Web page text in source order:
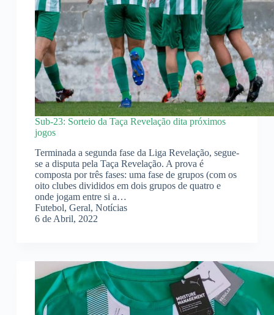
Sub-23: Sorteio da Taça Revelação dita próximos
jogos
Terminada a segunda fase da Liga Revelação, segue-
se a disputa pela Taça Revelação. A prova é
composta por três fases: uma fase de grupos (com os
oito clubes divididos em dois grupos de quatro e
onde jogam entre si a…
Futebol, Geral, Notícias
6 de Abril, 2022